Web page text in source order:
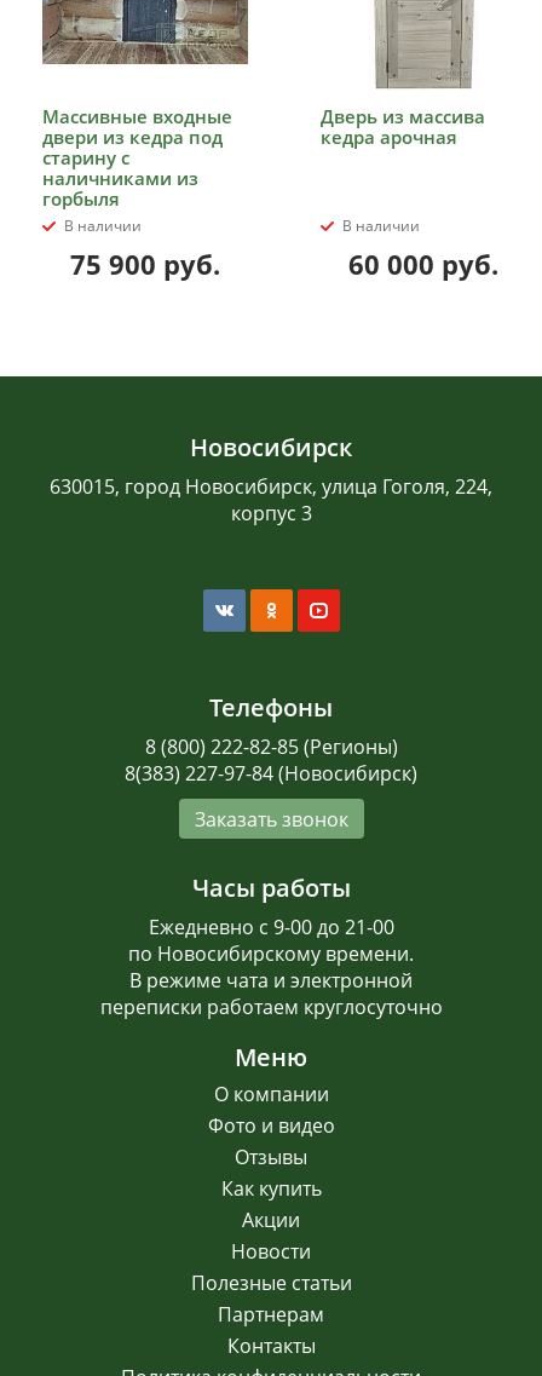
Массивные входные
двери из кедра под
старину с
наличниками из
горбыля
В наличии
75 900 руб.
Дверь из массива
кедра арочная
В наличии
60 000 руб.
Новосибирск
630015, город Новосибирск, улица Гоголя, 224,
корпус 3
Телефоны
8 (800) 222-82-85 (Регионы)
8(383) 227-97-84 (Новосибирск)
Заказать звонок
Часы работы
Ежедневно с 9-00 до 21-00
по Новосибирскому времени.
В режиме чата и электронной
переписки работаем круглосуточно
Меню
О компании
Фото и видео
Отзывы
Как купить
Акции
Новости
Полезные статьи
Партнерам
Контакты